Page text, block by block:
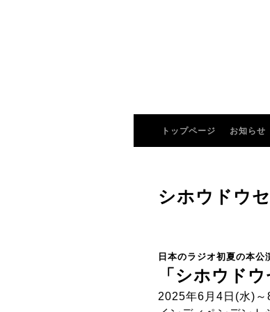
トップページ お知らせ
シホウドウ
日本のラジオ初夏の本公
「シホウドウ
2025年6月4日(水)～